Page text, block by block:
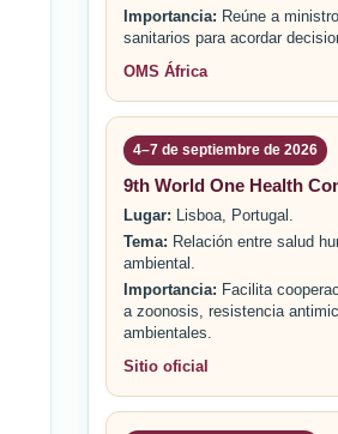
Importancia: Reúne a
sanitarios para acordar
OMS África
4–7 de septiembre de 2026
9th World One Health
Lugar: Lisboa, Portugal.
Tema: Relación entre salud
ambiental.
Importancia: Facilita
a zoonosis, resistencia
ambientales.
Sitio oficial